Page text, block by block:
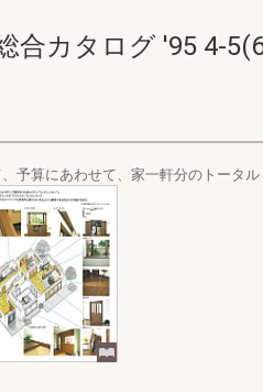
合カタログ '95 4-
予算にあわせて、家一軒分のトータル